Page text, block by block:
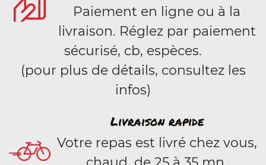
Paiement en ligne ou à la
livraison. Réglez par paiement
sécurisé, cb, espèces.
(pour plus de détails, consultez les
infos)
Livraison rapide
Votre repas est livré chez vous,